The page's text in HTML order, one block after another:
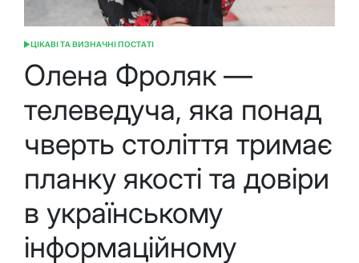
ОПУБЛІКУВАТИ
ЦІКАВІ ТА ВИЗНАЧНІ ПОСТАТІ
Олена Фроляк —
телеведуча, яка понад
чверть століття тримає
планку якості та довіри
в українському
інформаційному